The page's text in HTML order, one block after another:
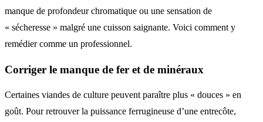
manque de profondeur chromatique ou une sensation de
« sécheresse » malgré une cuisson saignante. Voici comment y
remédier comme un professionnel.
Corriger le manque de fer et de minéraux
Certaines viandes de culture peuvent paraître plus « douces » en
goût. Pour retrouver la puissance ferrugineuse d’une entrecôte,